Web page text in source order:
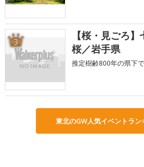
3
【桜・見ごろ
桜／岩手県
推定樹齢800年の県下
東北のGW人気イベントラン